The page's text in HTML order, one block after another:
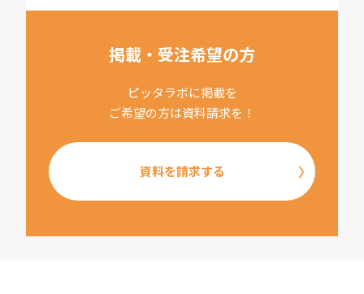
掲載・受注希望の方
ピッタラボに掲載を
ご希望の方は資料請求を！
資料を請求する